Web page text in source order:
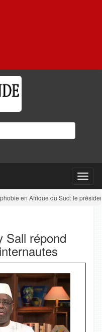
Afrique du Sud: le président
Sall répond